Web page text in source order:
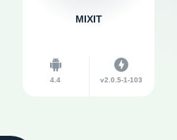
MIXIT
4.4 v2.0.5-1-103